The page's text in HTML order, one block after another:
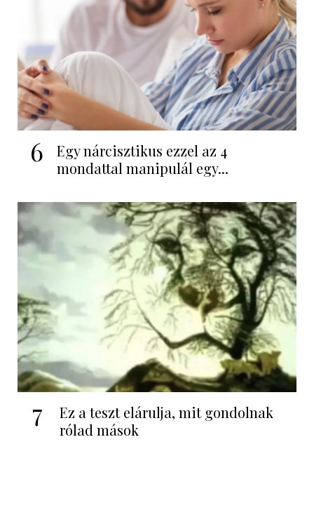
6
Egy nárcisztikus ezzel az 4
mondattal manipulál egy...
7
Ez a teszt elárulja, mit gondolnak
rólad mások